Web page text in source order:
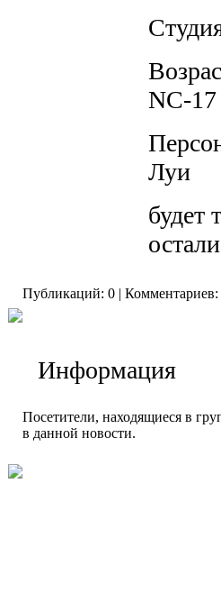
NC-17
Луи
будет
Публикаций: 0 | Комментариев:
Информация
Посетители, находящиеся в
в данной новости.